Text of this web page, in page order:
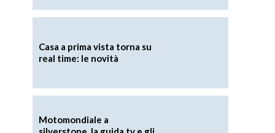
Casa a prima vista torna su
real time: le novità
Motomondiale a